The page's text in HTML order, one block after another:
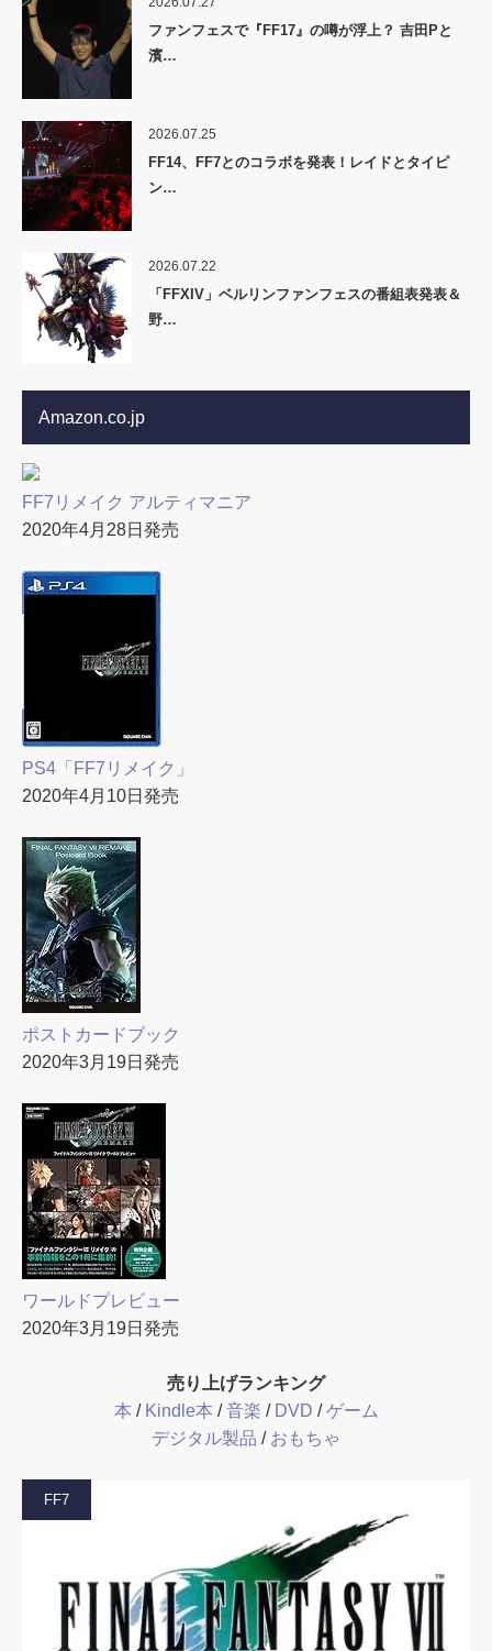
ファンフェスで『FF17』の噂が浮上？ 吉田Pと
濱…
2026.07.25
FF14、FF7とのコラボを発表！レイドとタイピ
ン…
2026.07.22
「FFXIV」ベルリンファンフェスの番組表発表＆
野…
Amazon.co.jp
FF7リメイク アルティマニア
2020年4月28日発売
PS4「FF7リメイク」
2020年4月10日発売
ポストカードブック
2020年3月19日発売
ワールドプレビュー
2020年3月19日発売
売り上げランキング
本 / Kindle本 /音楽 / DVD /ゲーム
デジタル製品 / おもちゃ
FF7